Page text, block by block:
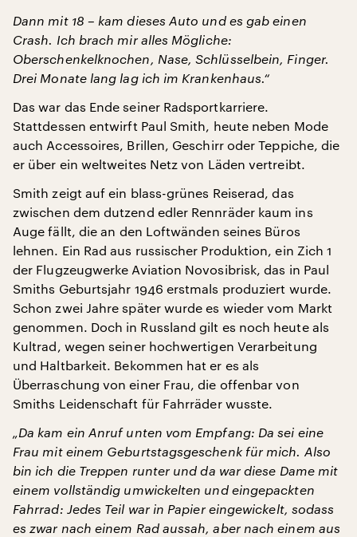
Dann mit 18 – kam dieses Auto und es gab einen
Crash. Ich brach mir alles Mögliche:
Oberschenkelknochen, Nase, Schlüsselbein, Finger.
Drei Monate lang lag ich im Krankenhaus.“
Das war das Ende seiner Radsportkarriere.
Stattdessen entwirft Paul Smith, heute neben Mode
auch Accessoires, Brillen, Geschirr oder Teppiche, die
er über ein weltweites Netz von Läden vertreibt.
Smith zeigt auf ein blass-grünes Reiserad, das
zwischen dem dutzend edler Rennräder kaum ins
Auge fällt, die an den Loftwänden seines Büros
lehnen. Ein Rad aus russischer Produktion, ein Zich 1
der Flugzeugwerke Aviation Novosibrisk, das in Paul
Smiths Geburtsjahr 1946 erstmals produziert wurde.
Schon zwei Jahre später wurde es wieder vom Markt
genommen. Doch in Russland gilt es noch heute als
Kultrad, wegen seiner hochwertigen Verarbeitung
und Haltbarkeit. Bekommen hat er es als
Überraschung von einer Frau, die offenbar von
Smiths Leidenschaft für Fahrräder wusste.
„Da kam ein Anruf unten vom Empfang: Da sei eine
Frau mit einem Geburtstagsgeschenk für mich. Also
bin ich die Treppen runter und da war diese Dame mit
einem vollständig umwickelten und eingepackten
Fahrrad: Jedes Teil war in Papier eingewickelt, sodass
es zwar nach einem Rad aussah, aber nach einem aus